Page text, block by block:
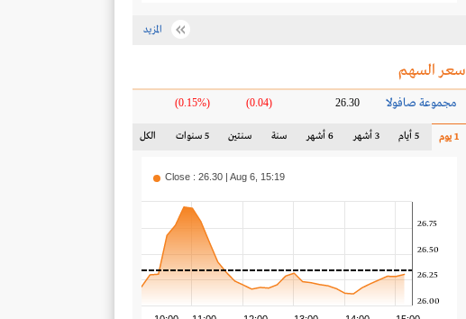
المزيد
سعر السهم
مجموعة صافولا 26.30
(0.04)
(0.15%)
1 يوم 5 أيام 3 أشهر 6 أشهر سنة سنتين 5 سنوات الكل
26.00
26.25
26.50
26.75
Close : 26.30 | Aug 6, 15:19